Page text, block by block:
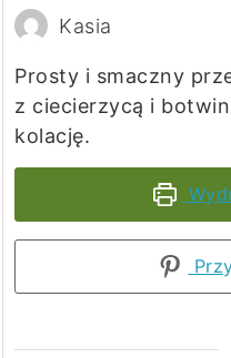
Kasia
Prosty i smaczny
z ciecierzycą i
kolację.